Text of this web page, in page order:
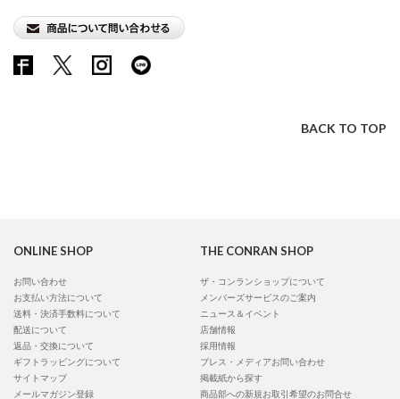
BACK TO TOP
ONLINE SHOP
お問い合わせ
お支払い方法について
送料・決済手数料について
配送について
返品・交換について
ギフトラッピングについて
サイトマップ
メールマガジン登録
THE CONRAN SHOP
ザ・コンランショップについて
メンバーズサービスのご案内
ニュース＆イベント
店舗情報
採用情報
プレス・メディアお問い合わせ
掲載紙から探す
商品部への新規お取引希望のお問合せ